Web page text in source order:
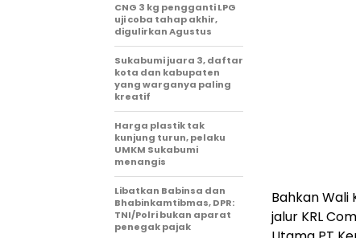
Bahkan Wali
jalur KRL
CNG 3 kg pengganti LPG
uji coba tahap akhir,
digulirkan Agustus
Sukabumi juara 3, daftar
kota dan kabupaten
yang warganya paling
kreatif
Harga plastik tak
kunjung turun, pelaku
UMKM Sukabumi
menangis
Libatkan Babinsa dan
Bhabinkamtibmas, DPR:
TNI/Polri bukan aparat
penegak pajak